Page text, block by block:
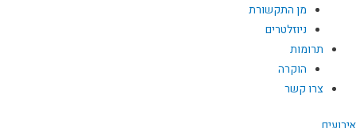
מן התקשורת
ניוזלטרים
תרומות
הוקרה
צרו קשר